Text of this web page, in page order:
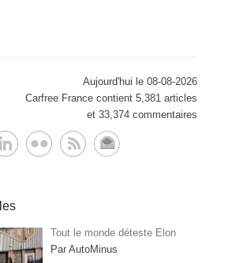
Aujourd'hui le 08-08-2026
Carfree France contient 5,381 articles
et 33,374 commentaires
Tout le monde déteste Elon
Par AutoMinus